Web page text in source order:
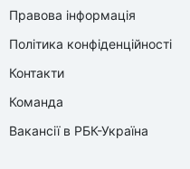
Правова інформація
Політика конфіденційності
Контакти
Команда
Вакансії в РБК-Україна